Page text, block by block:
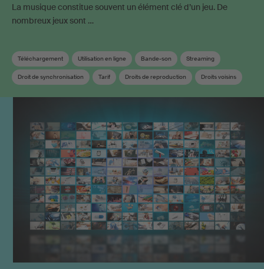
La musique constitue souvent un élément clé d’un jeu. De
nombreux jeux sont …
Téléchargement Utilisation en ligne Bande-son Streaming
Droit de synchronisation Tarif Droits de reproduction Droits voisins